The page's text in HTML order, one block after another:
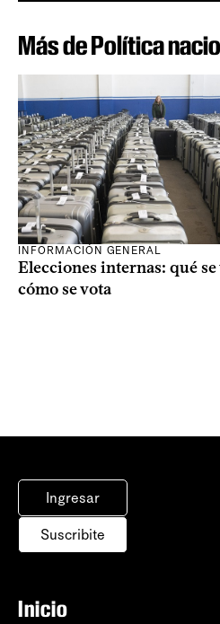
Más de Política
INFORMACIÓN GENERAL
Elecciones internas: qué se
cómo se vota
Ingresar
Suscribite
Inicio